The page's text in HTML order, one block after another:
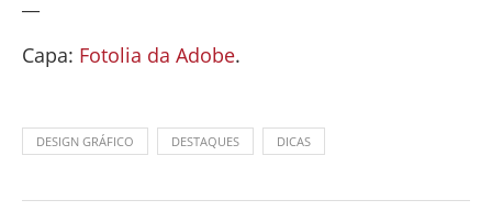
Capa: Fotolia da Adobe.
DESIGN GRÁFICO DESTAQUES DICAS